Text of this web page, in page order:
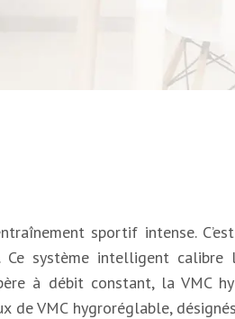
sportif intense.
système intelligent
à débit constant, la
de VMC hygroréglable,